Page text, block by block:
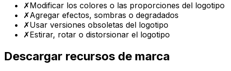
✗Modificar los colores o las proporciones del logotipo
✗Agregar efectos, sombras o degradados
✗Usar versiones obsoletas del logotipo
✗Estirar, rotar o distorsionar el logotipo
Descargar recursos de marca